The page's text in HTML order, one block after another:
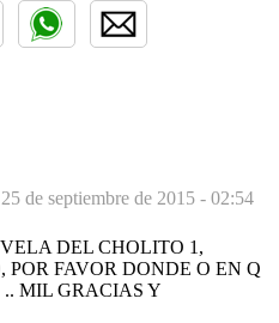
25 de septiembre de 2015 - 02:54
DEL CHOLITO 1,
FAVOR DONDE O EN Q
MIL GRACIAS Y